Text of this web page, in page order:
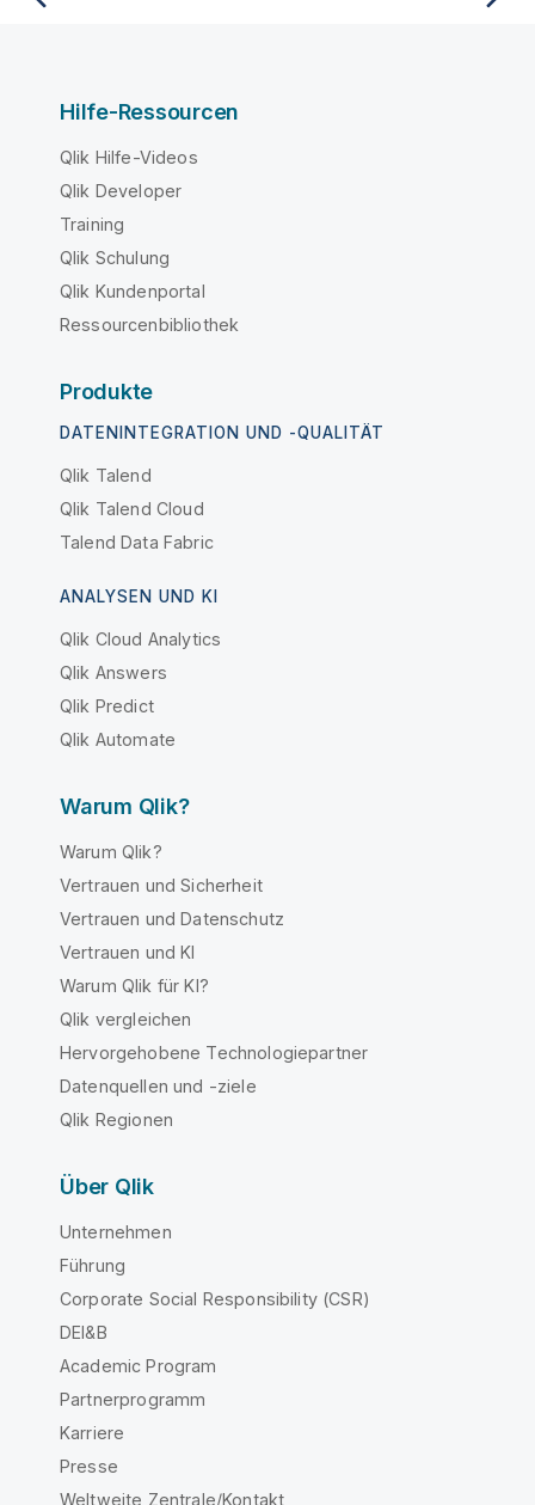
Hilfe-Ressourcen
Qlik Hilfe-Videos
Qlik Developer
Training
Qlik Schulung
Qlik Kundenportal
Ressourcenbibliothek
Produkte
DATENINTEGRATION UND -QUALITÄT
Qlik Talend
Qlik Talend Cloud
Talend Data Fabric
ANALYSEN UND KI
Qlik Cloud Analytics
Qlik Answers
Qlik Predict
Qlik Automate
Warum Qlik?
Warum Qlik?
Vertrauen und Sicherheit
Vertrauen und Datenschutz
Vertrauen und KI
Warum Qlik für KI?
Qlik vergleichen
Hervorgehobene Technologiepartner
Datenquellen und -ziele
Qlik Regionen
Über Qlik
Unternehmen
Führung
Corporate Social Responsibility (CSR)
DEI&B
Academic Program
Partnerprogramm
Karriere
Presse
Weltweite Zentrale/Kontakt